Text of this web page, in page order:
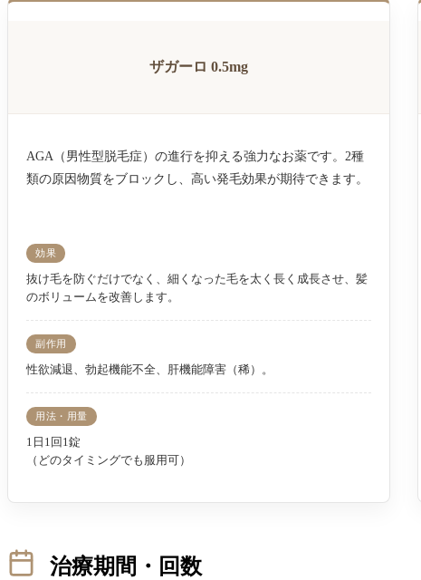
ザガーロ 0.5mg
AGA（男性型脱毛症）の進行を抑える強力なお薬です。2種
類の原因物質をブロックし、高い発毛効果が期待できます。
効果
抜け毛を防ぐだけでなく、細くなった毛を太く長く成長させ、髪
のボリュームを改善します。
副作用
性欲減退、勃起機能不全、肝機能障害（稀）。
用法・用量
1日1回1錠
（どのタイミングでも服用可）
治療期間・回数